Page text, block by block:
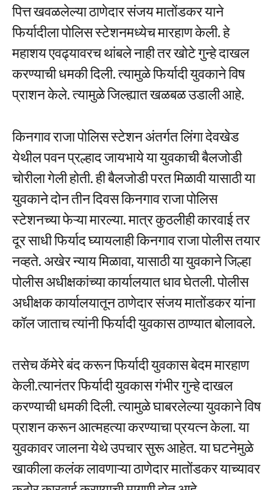
पित्त खवळलेल्या ठाणेदार संजय मातोंडकर याने
फिर्यादीला पोलिस स्टेशनमध्येच मारहाण केली. हे
महाशय एवढ्यावरच थांबले नाही तर खोटे गुन्हे दाखल
करण्याची धमकी दिली. त्यामुळे फिर्यादी युवकाने विष
प्राशन केले. त्यामुळे जिल्ह्यात खळबळ उडाली आहे.
किनगाव राजा पोलिस स्टेशन अंतर्गत लिंगा देवखेड
येथील पवन प्रल्हाद जायभाये या युवकाची बैलजोडी
चोरीला गेली होती. ही बैलजोडी परत मिळावी यासाठी या
युवकाने दोन तीन दिवस किनगाव राजा पोलिस
स्टेशनच्या फेऱ्या मारल्या. मात्र कुठलीही कारवाई तर
दूर साधी फिर्याद घ्यायलाही किनगाव राजा पोलीस तयार
नव्हते. अखेर न्याय मिळावा, यासाठी या युवकाने जिल्हा
पोलीस अधीक्षकांच्या कार्यालयात धाव घेतली. पोलीस
अधीक्षक कार्यालयातून ठाणेदार संजय मातोंडकर यांना
कॉल जाताच त्यांनी फिर्यादी युवकास ठाण्यात बोलावले.
तसेच कॅमेरे बंद करून फिर्यादी युवकास बेदम मारहाण
केली.त्यानंतर फिर्यादी युवकास गंभीर गुन्हे दाखल
करण्याची धमकी दिली. त्यामुळे घाबरलेल्या युवकाने विष
प्राशन करून आत्महत्या करण्याचा प्रयत्न केला. या
युवकावर जालना येथे उपचार सुरू आहेत. या घटनेमुळे
खाकीला कलंक लावणाऱ्या ठाणेदार मातोंडकर याच्यावर